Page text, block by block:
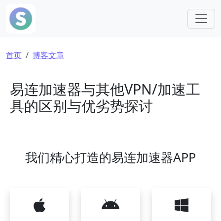
跳转到主要内容
面包屑
首页 博客文章
易连加速器与其他VPN/加速工
具的区别与优劣势探讨
我们精心打造的易连加速器APP